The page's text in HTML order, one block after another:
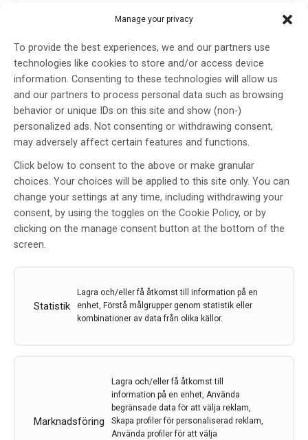
Manage your privacy
To provide the best experiences, we and our partners use
technologies like cookies to store and/or access device
information. Consenting to these technologies will allow us
and our partners to process personal data such as browsing
behavior or unique IDs on this site and show (non-)
personalized ads. Not consenting or withdrawing consent,
may adversely affect certain features and functions.
Click below to consent to the above or make granular
choices. Your choices will be applied to this site only. You can
change your settings at any time, including withdrawing your
consent, by using the toggles on the Cookie Policy, or by
clicking on the manage consent button at the bottom of the
screen.
Statistik
Lagra och/eller få åtkomst till information på en
enhet, Förstå målgrupper genom statistik eller
kombinationer av data från olika källor.
Marknadsföring
Lagra och/eller få åtkomst till
information på en enhet, Använda
begränsade data för att välja reklam,
Skapa profiler för personaliserad reklam,
Använda profiler för att välja
utlåtanden, men även för att främja kommunikationen
över telefon…
30 sep 2022
Neuroradiologisk A-B och C-D-lära, Del 3. I – L
I denna artikelserie av neuroradiolog David Fällmar
remisser och läser utlåtanden, men även för att främja
kommunikationen över…